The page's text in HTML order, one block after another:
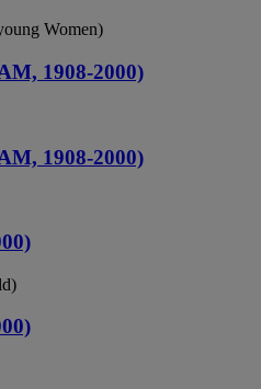
Women)
1908-2000)
1908-2000)